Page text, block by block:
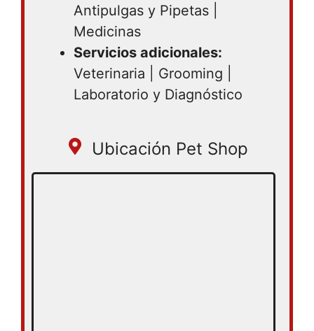
Antipulgas y Pipetas |
Medicinas
Servicios adicionales:
Veterinaria | Grooming |
Laboratorio y Diagnóstico
Ubicación Pet Shop